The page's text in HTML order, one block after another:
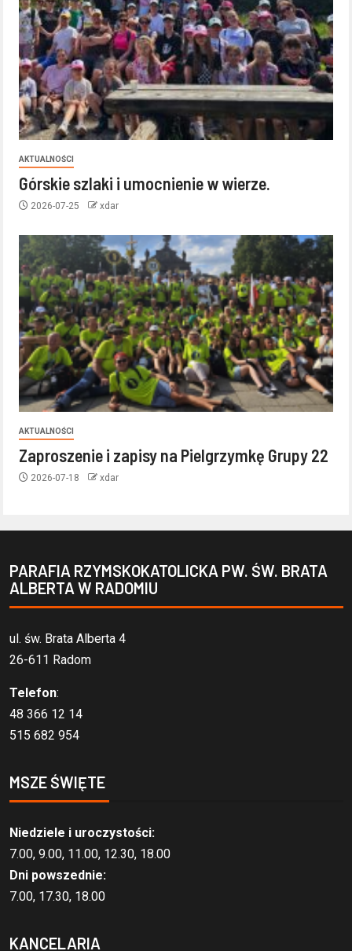
AKTUALNOŚCI
Górskie szlaki i umocnienie w wierze.
2026-07-25 xdar
AKTUALNOŚCI
Zaproszenie i zapisy na Pielgrzymkę Grupy 22
2026-07-18 xdar
PARAFIA RZYMSKOKATOLICKA PW. ŚW. BRATA
ALBERTA W RADOMIU
ul. św. Brata Alberta 4
26-611 Radom
Telefon:
48 366 12 14
515 682 954
MSZE ŚWIĘTE
Niedziele i uroczystości:
7.00, 9.00, 11.00, 12.30, 18.00
Dni powszednie:
7.00, 17.30, 18.00
KANCELARIA